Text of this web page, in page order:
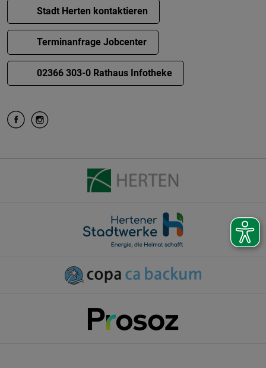
Stadt Herten kontaktieren
Terminanfrage Jobcenter
02366 303-0 Rathaus Infotheke